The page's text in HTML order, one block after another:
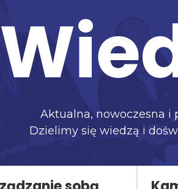
Aktualna, nowoczesna i
Dzielimy się wiedzą i